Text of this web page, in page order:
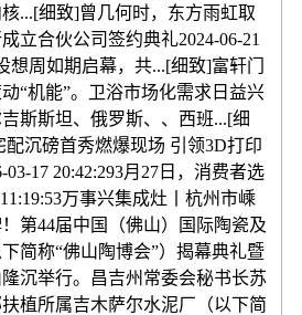
...[细致]曾几何时，东方雨虹取
立合伙公司签约典礼2024-06-21
想周如期启幕，共...[细致]富轩门
“机能”。卫浴市场化需求日益兴
斯斯坦、俄罗斯、、西班...[细
沉磅首秀燃爆现场 引领3D打印
17 20:42:293月27日，消费者选
万事兴集成灶丨杭州市嵊
第44届中国（佛山）国际陶瓷及
简称“佛山陶博会”）揭幕典礼暨
沉举行。昌吉州常委会秘书长苏
植所属吉木萨尔水泥厂（以下简